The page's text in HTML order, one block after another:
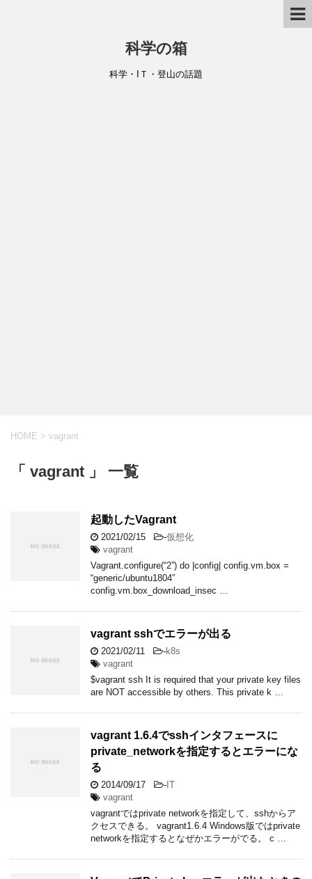
科学の箱
科学・IＴ・登山の話題
HOME > vagrant
「 vagrant 」 一覧
起動したVagrant
2021/02/15 -仮想化
vagrant
Vagrant.configure(“2”) do |config| config.vm.box =
“generic/ubuntu1804”
config.vm.box_download_insec …
vagrant sshでエラーが出る
2021/02/11 -k8s
vagrant
$vagrant ssh It is required that your private key files
are NOT accessible by others. This private k …
vagrant 1.6.4でsshインタフェースに
private_networkを指定するとエラーにな
る
2014/09/17 -IT
vagrant
vagrantではprivate networkを指定して、sshからア
クセスできる。 vagrant1.6.4 Windows版ではprivate
networkを指定するとなぜかエラーがでる。 c …